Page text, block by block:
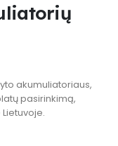
akumuliatoriaus,
pasirinkimą,